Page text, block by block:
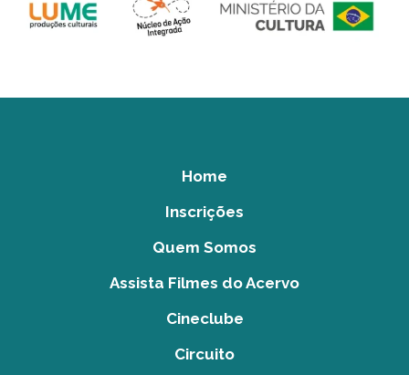
Home
Inscrições
Quem Somos
Assista Filmes do Acervo
Cineclube
Circuito